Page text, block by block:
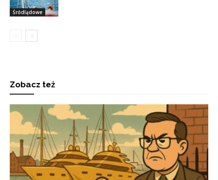
Śródlądowe
Zobacz też